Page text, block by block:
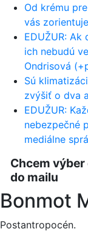
Od krému
vás
EDUŽUR:
ich nebudú
Ondrisová
Sú
zvýšiť o dva
EDUŽUR:
nebezpečné
mediálne
Chcem
do mailu
Bonmot
Postantropocén.